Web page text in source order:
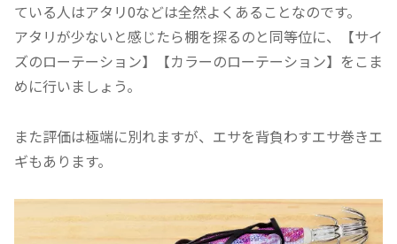
ている人はアタリ0などは全然よくあることなのです。
アタリが少ないと感じたら棚を探るのと同等位に、【サイ
ズのローテーション】【カラーのローテーション】をこま
めに行いましょう。
また評価は極端に別れますが、エサを背負わすエサ巻きエ
ギもあります。